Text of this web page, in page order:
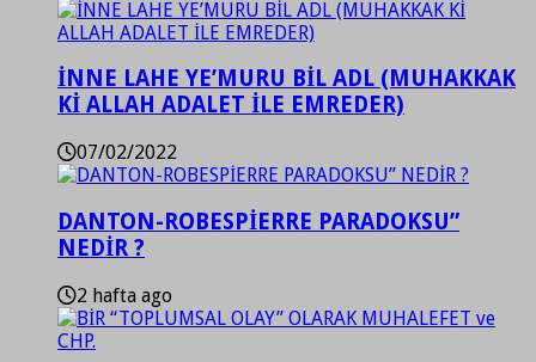
İNNE LAHE YE’MURU BİL ADL (MUHAKKAK
Kİ ALLAH ADALET İLE EMREDER)
07/02/2022
DANTON-ROBESPİERRE PARADOKSU”
NEDİR ?
2 hafta ago